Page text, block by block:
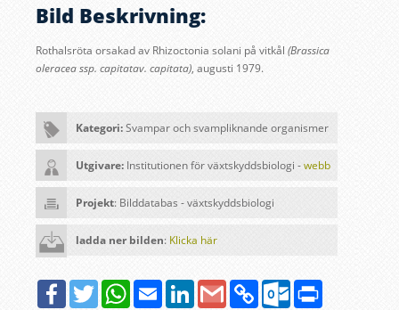
Bild Beskrivning:
Rothalsröta orsakad av Rhizoctonia solani på vitkål (Brassica
oleracea ssp. capitatav. capitata), augusti 1979.
Kategori:Svampar och svampliknande organismer
Utgivare: Institutionen för växtskyddsbiologi -webb
Projekt: Bilddatabas - växtskyddsbiologi
ladda ner bilden: Klicka här
FacebookTwitter WhatsAppEmail LinkedInGoogle
Gmail
Copy
Link
Outlook.com